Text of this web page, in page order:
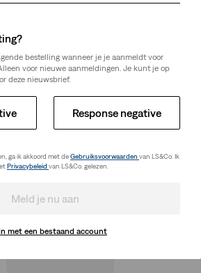
bestelling wanneer je je aanmeldt voor
voor nieuwe aanmeldingen. Je kunt je op
deze nieuwsbrief.
Response negative
ga ik akkoord met deGebruiksvoorwaarden van LS&Co. Ik
Privacybeleid van LS&Co. gelezen.
Meld je nu aan
met een bestaand account